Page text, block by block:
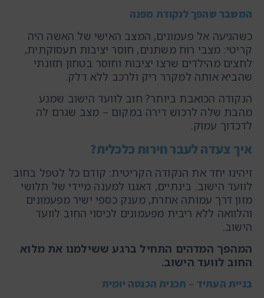
המשבר שהפך לנקודת מפנה
כשהגיעה אל פעמונים, המצב האישי של האשה היה
קריטי: מצבי רוח משתנים, חוסר יציבות תעסוקתית,
לחצים מהילדים שרצו יציבות וחוסר בטחון תזונתי
שהביא אותה למקרר ריק ולרכב ללא דלק.
הנקודה הכואבת ביותר? חוב לוועד הישוב שמנע
מהבת שלה לרכוש דירה במקום – מצב שגרם לה
לדכדוך עמוק.
איך צעדה לעבר חירות כלכלית?
זיהינו יחד את הנקודה הקריטית: קודם כל לטפל בחוב
לוועד הישוב. בינתיים, דאגנו למענה מיידי של תלושי
מזון דרך עמותה אחרת, מענק כספי ישיר מפעמונים
והלוואה ללא ריבית מפעמונים לכיסוי החוב לוועד
הישוב.
המהפך המדהים התחיל ברגע ששילמנו את מלוא
החוב לוועד הישוב.
בניית העתיד – תכנית הכנסה יומית